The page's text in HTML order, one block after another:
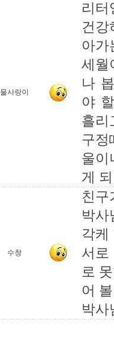
물사랑이
리터
건강
아가
세월
나
야
흘리
구정
울이
게
수창
친구
박사
각케
서로
로
어
박사